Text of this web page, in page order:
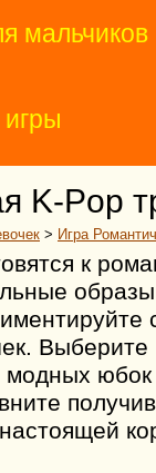
мальчиков
K-Pop
> Игра
к
модных